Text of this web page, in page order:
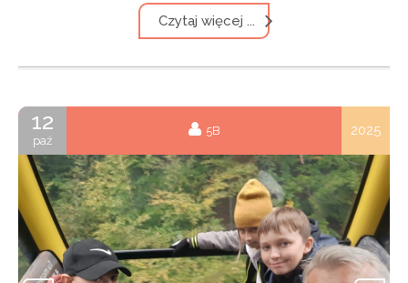
Czytaj więcej ...
12
paź
5B 2025